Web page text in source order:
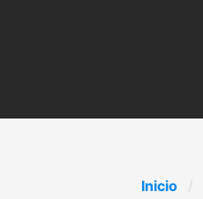
Inicio